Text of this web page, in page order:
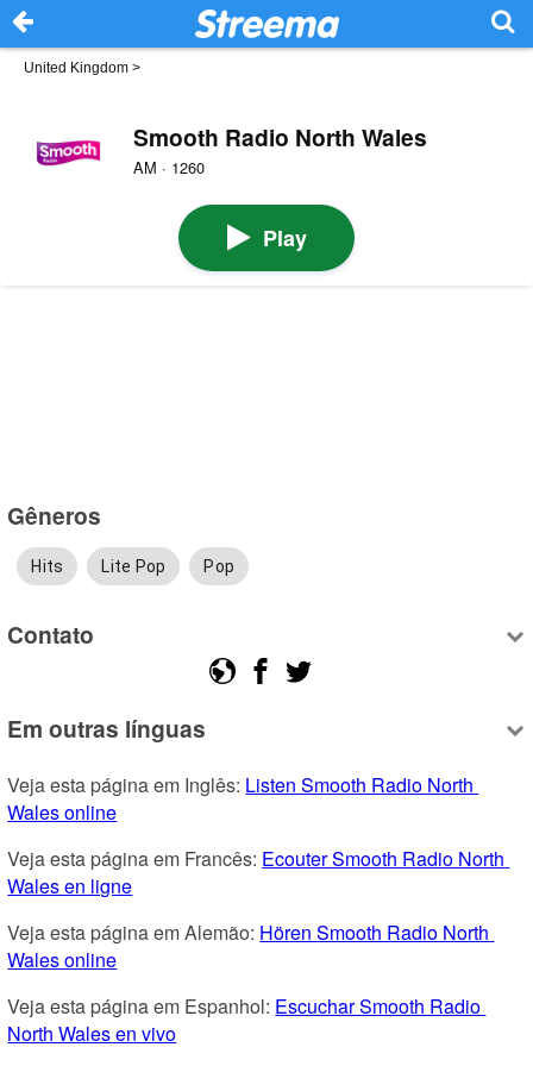
United Kingdom >
Smooth Radio North Wales
AM · 1260
Play
Gêneros
Hits Lite Pop Pop
Contato
Em outras línguas
Veja esta página em Inglês: Listen Smooth Radio North
Wales online
Veja esta página em Francês: Ecouter Smooth Radio North
Wales en ligne
Veja esta página em Alemão: Hören Smooth Radio North
Wales online
Veja esta página em Espanhol: Escuchar Smooth Radio
North Wales en vivo